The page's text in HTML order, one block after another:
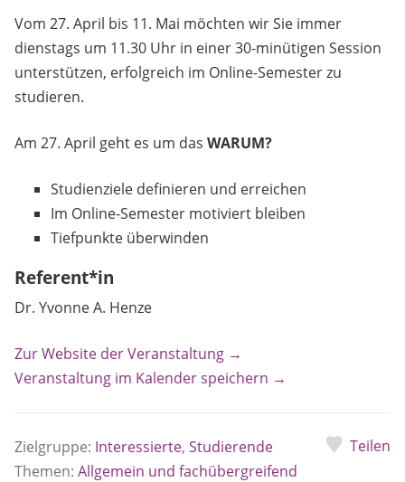
Vom 27. April bis 11. Mai möchten wir Sie immer
dienstags um 11.30 Uhr in einer 30-minütigen Session
unterstützen, erfolgreich im Online-Semester zu
studieren.
Am 27. April geht es um das WARUM?
Studienziele definieren und erreichen
Im Online-Semester motiviert bleiben
Tiefpunkte überwinden
Referent*in
Dr. Yvonne A. Henze
Zur Website der Veranstaltung →
Veranstaltung im Kalender speichern →
Zielgruppe: Interessierte, Studierende
Themen: Allgemein und fachübergreifend
Teilen